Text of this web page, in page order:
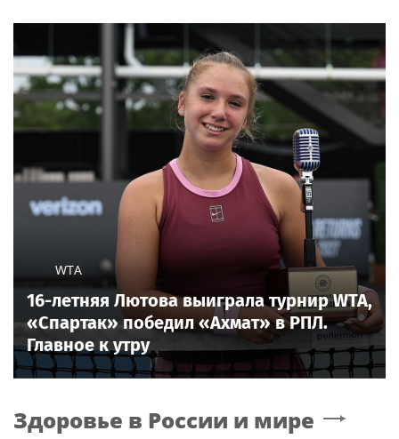
WTA
16-летняя Лютова выиграла турнир WTA,
«Спартак» победил «Ахмат» в РПЛ.
Главное к утру
Здоровье в России и мире